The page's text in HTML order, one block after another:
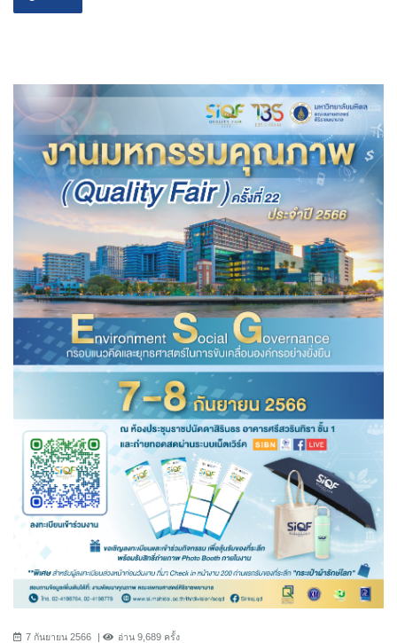
7 กันยายน 2566 อ่าน 9,689 ครั้ง